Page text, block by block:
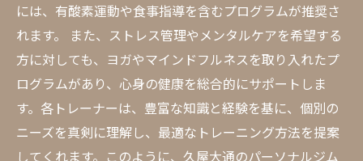
には、有酸素運動や食事指導を含むプログラムが推奨さ
れます。 また、ストレス管理やメンタルケアを希望する
方に対しても、ヨガやマインドフルネスを取り入れたプ
ログラムがあり、心身の健康を総合的にサポートしま
す。各トレーナーは、豊富な知識と経験を基に、個別の
ニーズを真剣に理解し、最適なトレーニング方法を提案
してくれます。このように、久屋大通のパーソナルジム